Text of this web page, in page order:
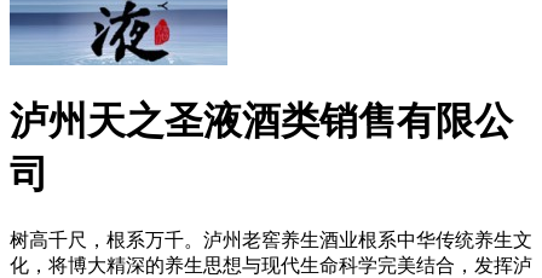
泸州天之圣液酒类销售有限公
司
树高千尺，根系万千。泸州老窖养生酒业根系中华传统养生文
化，将博大精深的养生思想与现代生命科学完美结合，发挥泸